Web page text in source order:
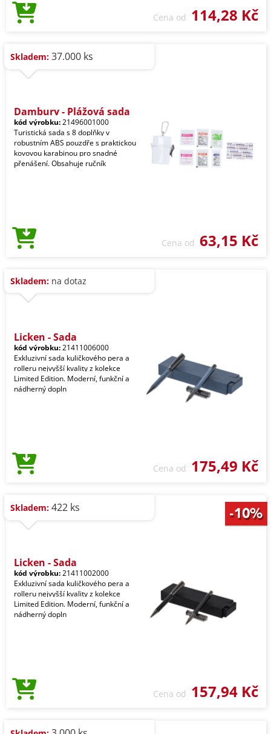
Cena od 114,28 Kč
Skladem: 37.000 ks
Dambury - Plážová sada
kód výrobku:21496001000
Turistická sada s 8 doplňky v
robustním ABS pouzdře s praktickou
kovovou karabinou pro snadné
přenášení. Obsahuje ručník
Cena od 63,15 Kč
Skladem: na dotaz
Licken - Sada
kód výrobku:21411006000
Exkluzivní sada kuličkového pera a
rolleru nejvyšší kvality z kolekce
Limited Edition. Moderní, funkční a
nádherný dopln
Cena od 175,49 Kč
Skladem: 422 ks
Licken - Sada
kód výrobku:21411002000
Exkluzivní sada kuličkového pera a
rolleru nejvyšší kvality z kolekce
Limited Edition. Moderní, funkční a
nádherný dopln
Cena od 157,94 Kč